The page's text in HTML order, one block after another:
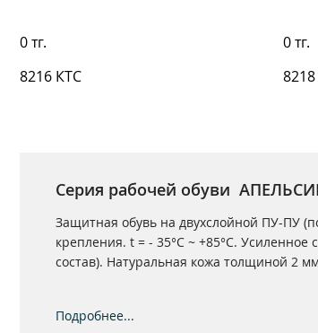
0 тг.
8216 КТС
0 тг.
Серия рабочей обуви
Защитная обувь на двухслойной ПУ-ПУ
крепления. t = - 35°С ~ +85°С.
состав). Натуральная кожа толщиной 2
Подробнее...